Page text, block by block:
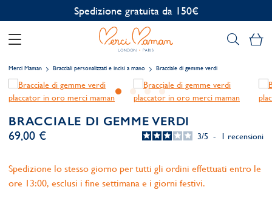
Spedizione gratuita da 150€
Il
Merci Maman Bracciali personalizzati e incisi a mano Bracciale di gemme verdi
BRACCIALE DI GEMME VERDI
3/5 - 1 recensioni
69,00 €
Spedizione lo stesso giorno per tutti gli ordini effettuati entro le
ore 13:00, esclusi i fine settimana e i giorni festivi.